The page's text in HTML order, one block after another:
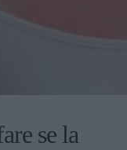
se la